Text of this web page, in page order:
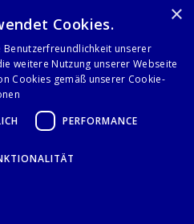
×
Cookies.
Benutzerfreundlichkeit unserer
weitere Nutzung unserer Webseite
Cookies gemäß unserer Cookie-
PERFORMANCE